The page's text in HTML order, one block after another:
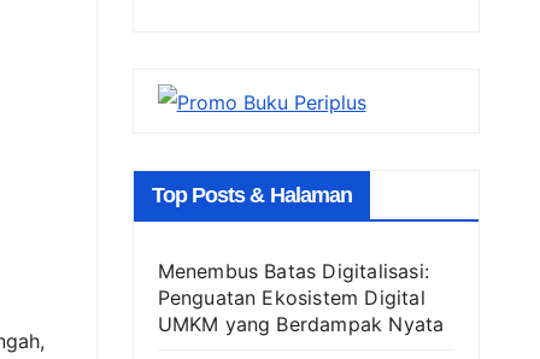
Top Posts & Halaman
Menembus Batas Digitalisasi:
Penguatan Ekosistem Digital
UMKM yang Berdampak Nyata